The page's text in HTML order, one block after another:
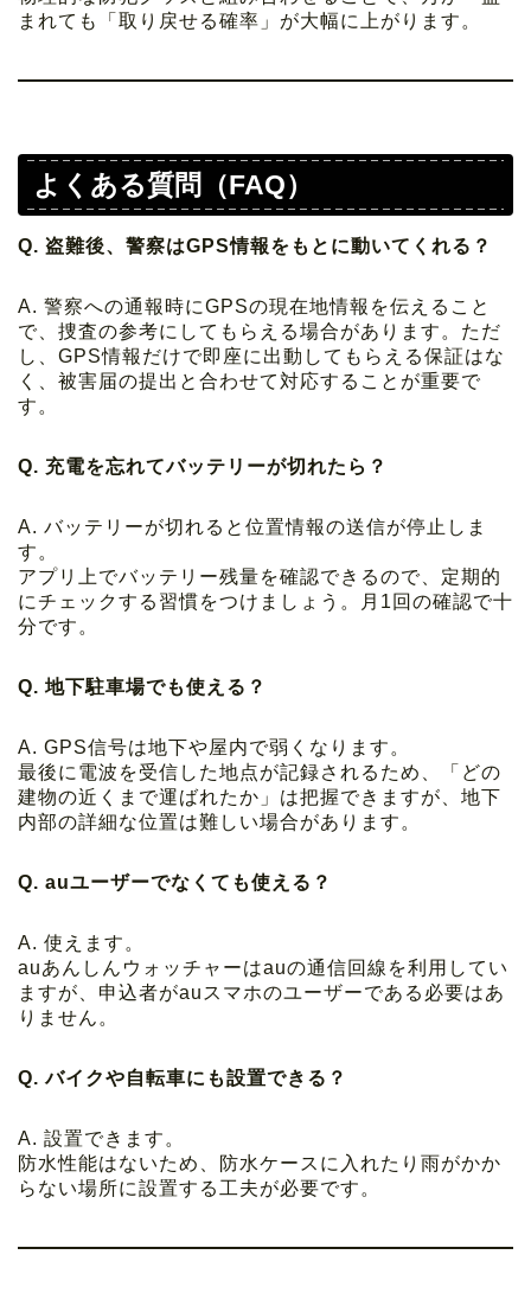
まれても「取り戻せる確率」が大幅に上がります。
よくある質問（FAQ）
Q. 盗難後、警察はGPS情報をもとに動いてくれる？
A. 警察への通報時にGPSの現在地情報を伝えること
で、捜査の参考にしてもらえる場合があります。ただ
し、GPS情報だけで即座に出動してもらえる保証はな
く、被害届の提出と合わせて対応することが重要で
す。
Q. 充電を忘れてバッテリーが切れたら？
A. バッテリーが切れると位置情報の送信が停止しま
す。
アプリ上でバッテリー残量を確認できるので、定期的
にチェックする習慣をつけましょう。月1回の確認で十
分です。
Q. 地下駐車場でも使える？
A. GPS信号は地下や屋内で弱くなります。
最後に電波を受信した地点が記録されるため、「どの
建物の近くまで運ばれたか」は把握できますが、地下
内部の詳細な位置は難しい場合があります。
Q. auユーザーでなくても使える？
A. 使えます。
auあんしんウォッチャーはauの通信回線を利用してい
ますが、申込者がauスマホのユーザーである必要はあ
りません。
Q. バイクや自転車にも設置できる？
A. 設置できます。
防水性能はないため、防水ケースに入れたり雨がかか
らない場所に設置する工夫が必要です。